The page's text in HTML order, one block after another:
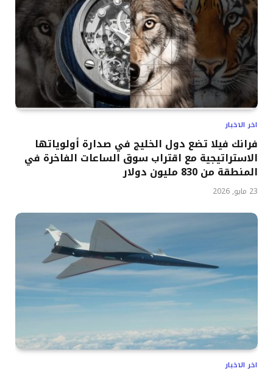
اخر الاخبار
فرانك فيلا تضع دول الخليج في صدارة أولوياتها
الاستراتيجية مع اقتراب سوق الساعات الفاخرة في
المنطقة من 830 مليون دولار
23 مايو, 2026
اخر الاخبار